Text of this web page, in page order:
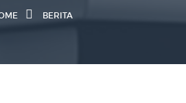
BERITA